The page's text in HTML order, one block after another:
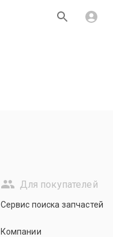
Для покупателей
Сервис поиска запчастей
Компании